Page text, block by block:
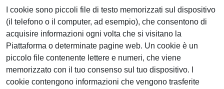
I cookie sono piccoli file di testo memorizzati sul dispositivo
(il telefono o il computer, ad esempio), che consentono di
acquisire informazioni ogni volta che si visitano la
Piattaforma o determinate pagine web. Un cookie è un
piccolo file contenente lettere e numeri, che viene
memorizzato con il tuo consenso sul tuo dispositivo. I
cookie contengono informazioni che vengono trasferite